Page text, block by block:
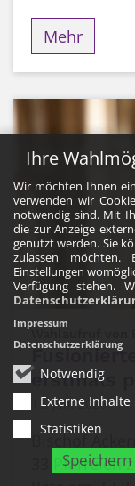
Ihre
Wir möchten Ihnen
verwenden wir
notwendig sind. Mit
die zur Anzeige
genutzt werden. Sie
zulassen
Einstellungen
Verfügung stehen.
Notwendig
Externe Inhalte
Statistiken
Speichern
Impressum
Datenschutzerklärung
Mehr
erstmals
13. Jan. 2026
Bischof
33 Pfarreien